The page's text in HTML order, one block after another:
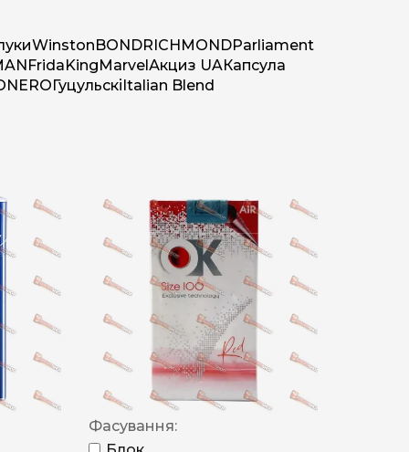
WinstonBONDRICHMONDParliament
FridaKingMarvelАкциз UAКапсула
NEROГуцульскіItalian Blend
Фасування: